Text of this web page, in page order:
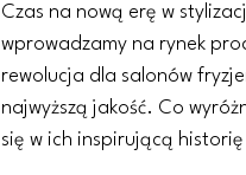
Czas na nową erę w
wprowadzamy na rynek
rewolucja dla salonów
najwyższą jakość. Co
się w ich inspirującą